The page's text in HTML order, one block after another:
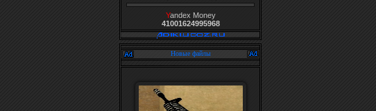
Yandex Money
41001624995968
Новые файлы